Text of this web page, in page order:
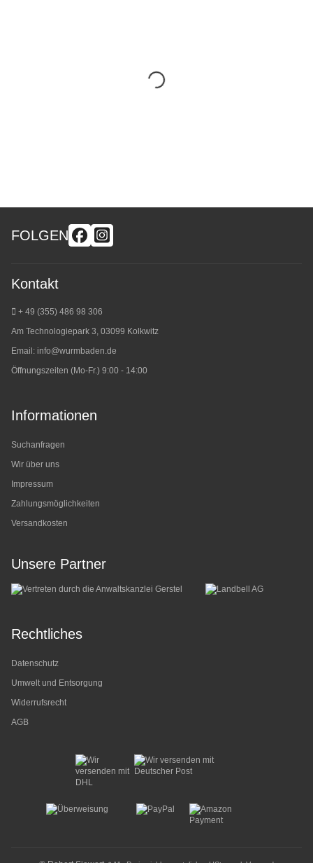
FOLGEN
Kontakt
+ 49 (355) 486 98 306
Am Technologiepark 3, 03099 Kolkwitz
Email: info@wurmbaden.de
Öffnungszeiten (Mo-Fr.) 9:00 - 14:00
Informationen
Suchanfragen
Wir über uns
Impressum
Zahlungsmöglichkeiten
Versandkosten
Unsere Partner
Rechtliches
Datenschutz
Umwelt und Entsorgung
Widerrufsrecht
AGB